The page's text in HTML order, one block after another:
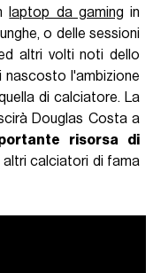
laptop da gaming in
o delle sessioni
altri volti noti dello
nascosto l'ambizione
di calciatore. La
Douglas Costa a
risorsa di
altri calciatori di fama